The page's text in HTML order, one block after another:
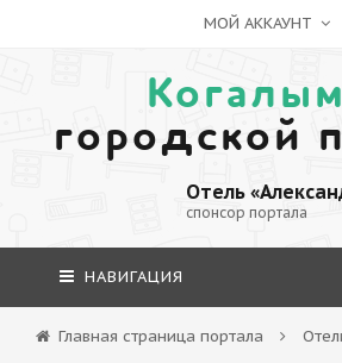
МОЙ АККАУНТ
городской
Отель
спонсор портала
НАВИГАЦИЯ
Главная страница портала